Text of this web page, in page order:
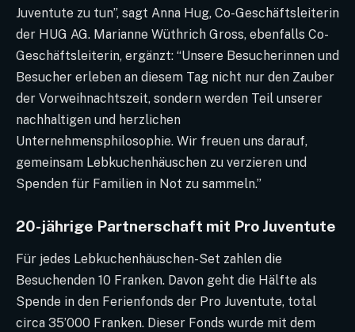
Juventute zu tun”, sagt Anna Hug, Co-Geschäftsleiterin
der HUG AG. Marianne Wüthrich Gross, ebenfalls Co-
Geschäftsleiterin, ergänzt: “Unsere Besucherinnen und
Besucher erleben an diesem Tag nicht nur den Zauber
der Vorweihnachtszeit, sondern werden Teil unserer
nachhaltigen und herzlichen
Unternehmensphilosophie. Wir freuen uns darauf,
gemeinsam Lebkuchenhäuschen zu verzieren und
Spenden für Familien in Not zu sammeln.”
20-jährige Partnerschaft mit Pro Juventute
Für jedes Lebkuchenhäuschen-Set zahlen die
Besuchenden 10 Franken. Davon geht die Hälfte als
Spende in den Ferienfonds der Pro Juventute, total
circa 35’000 Franken. Dieser Fonds wurde mit dem